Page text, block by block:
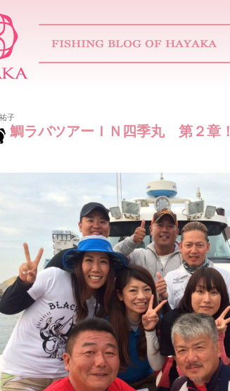
子
鯛ラバツアーＩＮ四季丸 第２章！